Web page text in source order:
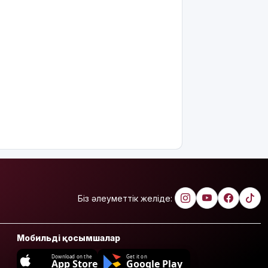
Біз әлеуметтік желіде:
Мобильді қосымшалар
Download on the
App Store
Get it on
Google Play